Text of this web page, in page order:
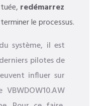
redémarrez
le processus.
système, il est
pilotes de
influer sur